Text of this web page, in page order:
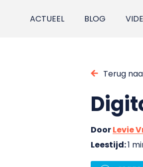
ACTUEEL BLOG
Terug
DoorLevie
Leestijd:1